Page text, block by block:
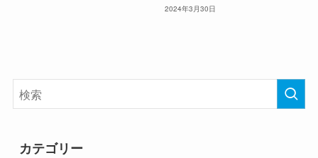
2024年3月30日
カテゴリー